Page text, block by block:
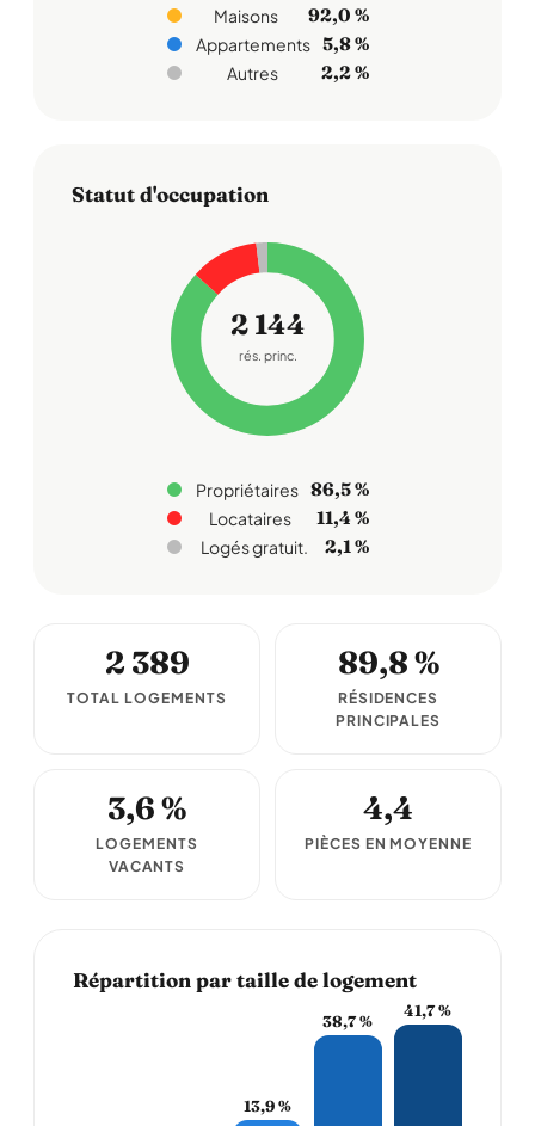
Maisons 92,0 %
Appartements 5,8 %
Autres 2,2 %
Statut d'occupation
2 144
rés. princ.
Propriétaires 86,5 %
Locataires 11,4 %
Logés gratuit. 2,1 %
2 389
TOTAL LOGEMENTS
89,8 %
RÉSIDENCES
PRINCIPALES
3,6 %
LOGEMENTS
VACANTS
4,4
PIÈCES EN MOYENNE
Répartition par taille de logement
13,9 %
38,7 %
41,7 %